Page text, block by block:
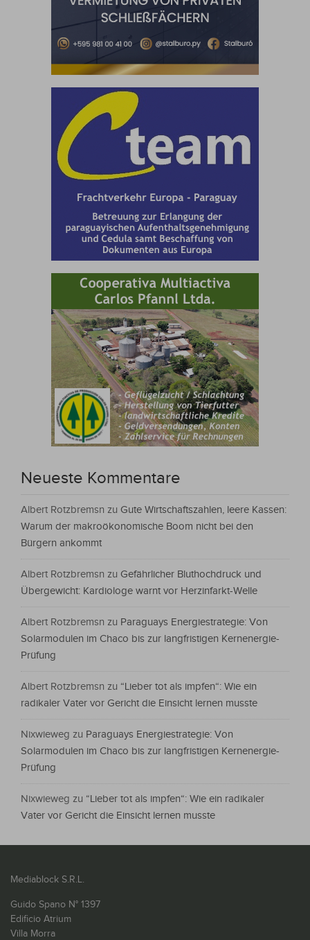
Neueste Kommentare
Albert Rotzbremsn zu Gute Wirtschaftszahlen, leere Kassen:
Warum der makroökonomische Boom nicht bei den
Bürgern ankommt
Albert Rotzbremsn zu Gefährlicher Bluthochdruck und
Übergewicht: Kardiologe warnt vor Herzinfarkt-Welle
Albert Rotzbremsn zu Paraguays Energiestrategie: Von
Solarmodulen im Chaco bis zur langfristigen Kernenergie-
Prüfung
Albert Rotzbremsn zu “Lieber tot als impfen“: Wie ein
radikaler Vater vor Gericht die Einsicht lernen musste
Nixwieweg zu Paraguays Energiestrategie: Von
Solarmodulen im Chaco bis zur langfristigen Kernenergie-
Prüfung
Nixwieweg zu “Lieber tot als impfen“: Wie ein radikaler
Vater vor Gericht die Einsicht lernen musste
Mediablock S.R.L.
Guido Spano N° 1397
Edificio Atrium
Villa Morra